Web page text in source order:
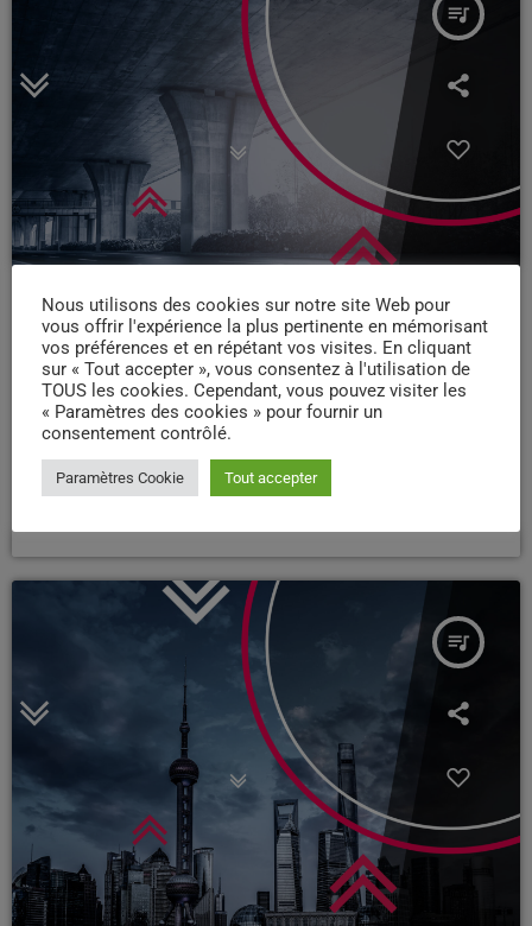
queue_music
DANCE
Saturday Night Chart
queue_music
Nous utilisons des cookies sur notre site Web pour
vous offrir l'expérience la plus pertinente en mémorisant
vos préférences et en répétant vos visites. En cliquant
sur « Tout accepter », vous consentez à l'utilisation de
TOUS les cookies. Cependant, vous pouvez visiter les
« Paramètres des cookies » pour fournir un
consentement contrôlé.
Paramètres Cookie Tout accepter